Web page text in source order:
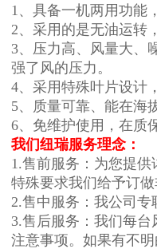
1、具备一机两用功能
2、采用的是无油运转
3、压力高、风量大、
强了风的压力。
4、采用特殊叶片设计
5、质量可靠、能在海
6、免维护使用，在质
我们纽瑞服务理念：
1.售前服务：为您提
特殊要求我们给予订
2.售中服务：我公司
3.售后服务：我们每
注意事项。如果有不